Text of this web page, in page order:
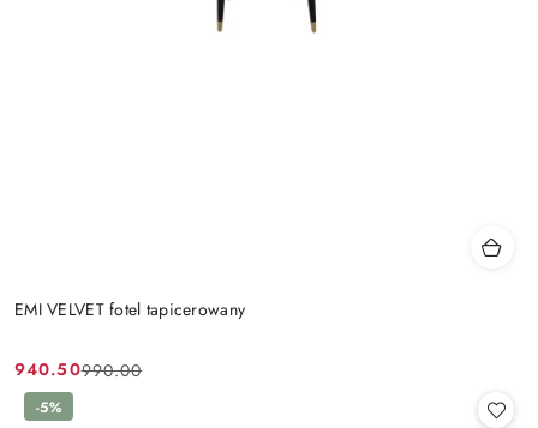
EMI VELVET fotel tapicerowany
Cena
promocyjna:
940.50
Cena
przed
990.00
-5%